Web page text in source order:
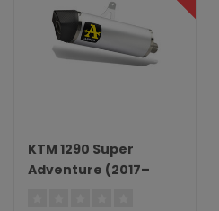
KTM 1290 Super
Adventure (2017–